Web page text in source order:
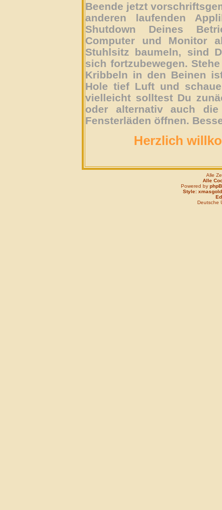
Beende jetzt
anderen laufenden
Shutdown Deines
Computer und Monitor
Stuhlsitz baumeln, sind
sich fortzubewegen.
Kribbeln in den Beinen
Hole tief Luft und
vielleicht solltest Du
oder alternativ auch
Fensterläden öffnen.
Herzlich
Alle
Alle
Powered by
Style: xmasgold
Deutsche